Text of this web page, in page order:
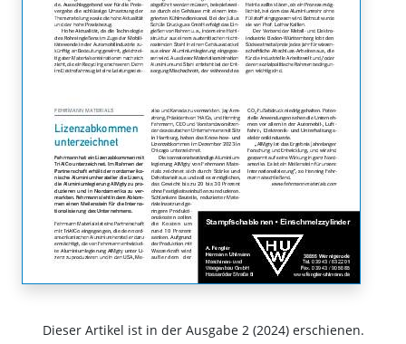
Dieser Artikel ist in der Ausgabe 2 (2024) erschienen.